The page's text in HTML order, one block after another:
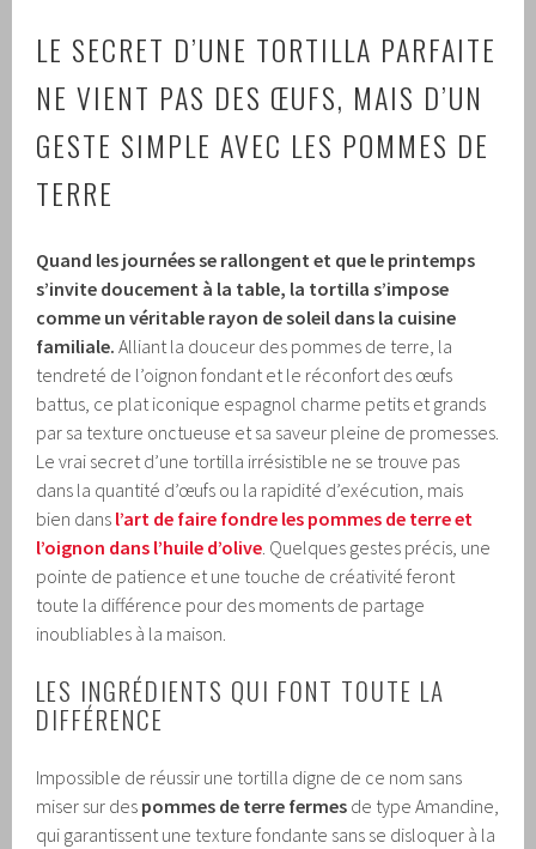
LE SECRET D’UNE TORTILLA PARFAITE
NE VIENT PAS DES ŒUFS, MAIS D’UN
GESTE SIMPLE AVEC LES POMMES DE
TERRE
Quand les journées se rallongent et que le printemps
s’invite doucement à la table, la tortilla s’impose
comme un véritable rayon de soleil dans la cuisine
familiale. Alliant la douceur des pommes de terre, la
tendreté de l’oignon fondant et le réconfort des œufs
battus, ce plat iconique espagnol charme petits et grands
par sa texture onctueuse et sa saveur pleine de promesses.
Le vrai secret d’une tortilla irrésistible ne se trouve pas
dans la quantité d’œufs ou la rapidité d’exécution, mais
bien dans l’art de faire fondre les pommes de terre et
l’oignon dans l’huile d’olive. Quelques gestes précis, une
pointe de patience et une touche de créativité feront
toute la différence pour des moments de partage
inoubliables à la maison.
LES INGRÉDIENTS QUI FONT TOUTE LA
DIFFÉRENCE
Impossible de réussir une tortilla digne de ce nom sans
miser sur des pommes de terre fermes de type Amandine,
qui garantissent une texture fondante sans se disloquer à la